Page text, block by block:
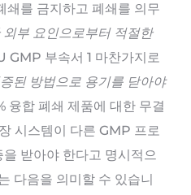
쇄를 금지하고 폐쇄를 의무
외부 요인으로부터 적절한
GMP 부속서 1 마찬가지로
된 방법으로 용기를 닫아야
융합 폐쇄 제품에 대한 무결
시스템이 다른 GMP 프로
받아야 한다고 명시적으
다음을 의미할 수 있습니